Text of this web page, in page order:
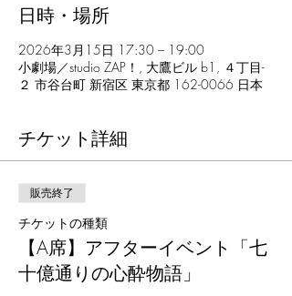
日時・場所
2026年3月15日 17:30 – 19:00
小劇場／studio ZAP！, 大鷹ビル b1, ４丁目-
２ 市谷台町 新宿区 東京都 162-0066 日本
チケット詳細
販売終了
チケットの種類
【A席】アフターイベント「七
十億通りの心酔物語」